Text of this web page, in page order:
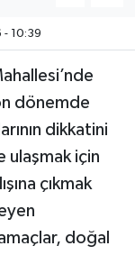
- 10:39
dönemde
dikkatini
ulaşmak için
çıkmak
doğal